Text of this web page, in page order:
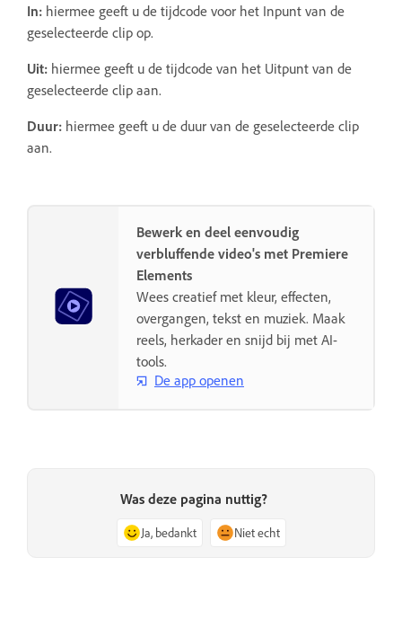
In: hiermee geeft u de tijdcode voor het Inpunt van de
geselecteerde clip op.
Uit: hiermee geeft u de tijdcode van het Uitpunt van de
geselecteerde clip aan.
Duur: hiermee geeft u de duur van de geselecteerde clip
aan.
Bewerk en deel eenvoudig
verbluffende video's met Premiere
Elements
Wees creatief met kleur, effecten,
overgangen, tekst en muziek. Maak
reels, herkader en snijd bij met AI-
tools.
De app openen
Was deze pagina nuttig?
Ja, bedankt Niet echt